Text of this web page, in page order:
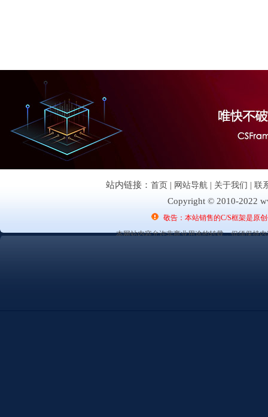
站内链接： 首页 | 网站导航 | 关于我们 | 联
Copyright © 2010-2022
敬告：本站销售的C/S框架是原
本网站内容允许非商业用途的转载，但须保持